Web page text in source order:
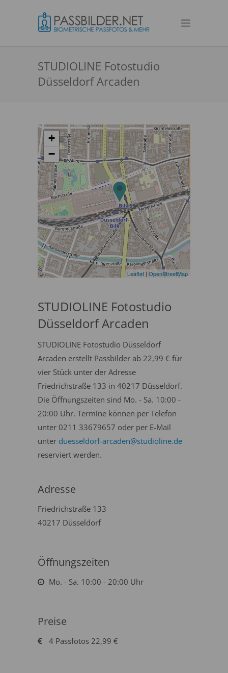
STUDIOLINE Fotostudio
Düsseldorf Arcaden
+
−
Leaflet | OpenStreetMap
STUDIOLINE Fotostudio
Düsseldorf Arcaden
STUDIOLINE Fotostudio Düsseldorf
Arcaden erstellt Passbilder ab 22,99 € für
vier Stück unter der Adresse
Friedrichstraße 133 in 40217 Düsseldorf.
Die Öffnungszeiten sind Mo. - Sa. 10:00 -
20:00 Uhr. Termine können per Telefon
unter 0211 33679657 oder per E-Mail
unter duesseldorf-arcaden@studioline.de
reserviert werden.
Adresse
Friedrichstraße 133
40217 Düsseldorf
Öffnungszeiten
Mo. - Sa. 10:00 - 20:00 Uhr
Preise
4 Passfotos 22,99 €